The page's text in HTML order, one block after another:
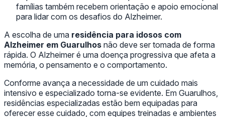
famílias também recebem orientação e apoio emocional
para lidar com os desafios do Alzheimer.
A escolha de uma residência para idosos com
Alzheimer em Guarulhos não deve ser tomada de forma
rápida. O Alzheimer é uma doença progressiva que afeta a
memória, o pensamento e o comportamento.
Conforme avança a necessidade de um cuidado mais
intensivo e especializado torna-se evidente. Em Guarulhos,
residências especializadas estão bem equipadas para
oferecer esse cuidado, com equipes treinadas e ambientes